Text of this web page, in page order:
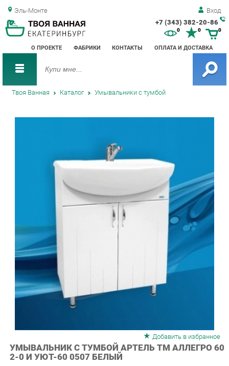
Эль-Монте Вход
+7 (343) 382-20-86
О ПРОЕКТЕ ФАБРИКИ КОНТАКТЫ ОПЛАТА И ДОСТАВКА
0 0
Твоя Ванная Каталог Умывальники с тумбой
УМЫВАЛЬНИК С ТУМБОЙ АРТЕЛЬ ТМ АЛЛЕГРО 60
2-0 И УЮТ-60 0507 БЕЛЫЙ
Умывальник "УЮТ-60" мебель поставляется в собранном виде,